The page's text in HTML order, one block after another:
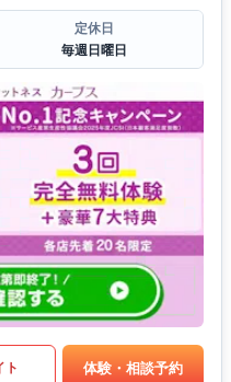
定休日
毎週日曜日
ト 体験・相談予約